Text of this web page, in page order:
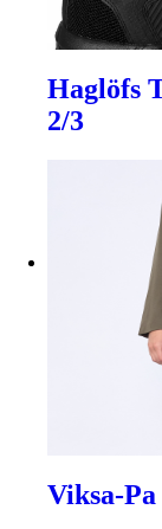
Haglöfs
2/3
Viksa-